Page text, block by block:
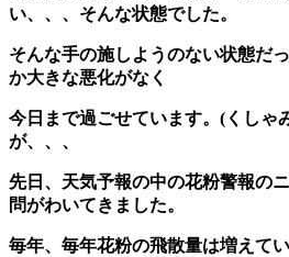
い、、、そんな状態でした。
そんな手の施しようのない状態だ
か大きな悪化がなく
今日まで過ごせています。(くしゃ
が、、、
先日、天気予報の中の花粉警報の
問がわいてきました。
毎年、毎年花粉の飛散量は増えて